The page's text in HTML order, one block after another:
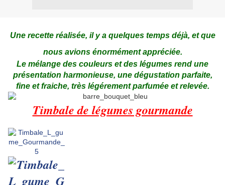
Une recette réalisée, il y a quelques temps déjà, et que
nous avions énormément appréciée.
Le mélange des couleurs et des légumes rend une
présentation harmonieuse, une dégustation parfaite,
fine et fraiche, très légérement parfumée et relevée.
Timbale de légumes gourmande